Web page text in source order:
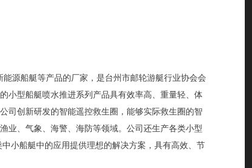
源船艇等产品的厂家，是台州市邮轮游艇行业协会会
小型船艇喷水推进系列产品具有效率高、重量轻、体
司创新研发的智能遥控救生圈，能够实际救生圈的智
业、气象、海警、海防等领域。公司还生产各类小型
小船艇中的应用提供理想的解决方案，具有高效、节